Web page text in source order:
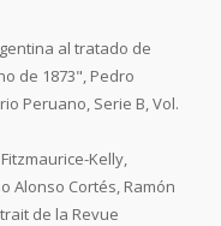
al tratado de
de 1873", Pedro
Peruano, Serie B, Vol.
Kelly,
Alonso Cortés, Ramón
de la Revue